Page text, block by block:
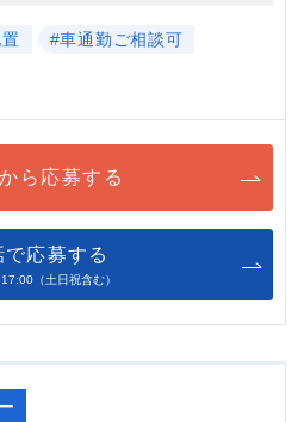
#車通勤ご相談可
ら応募する
で応募する
（土日祝含む）